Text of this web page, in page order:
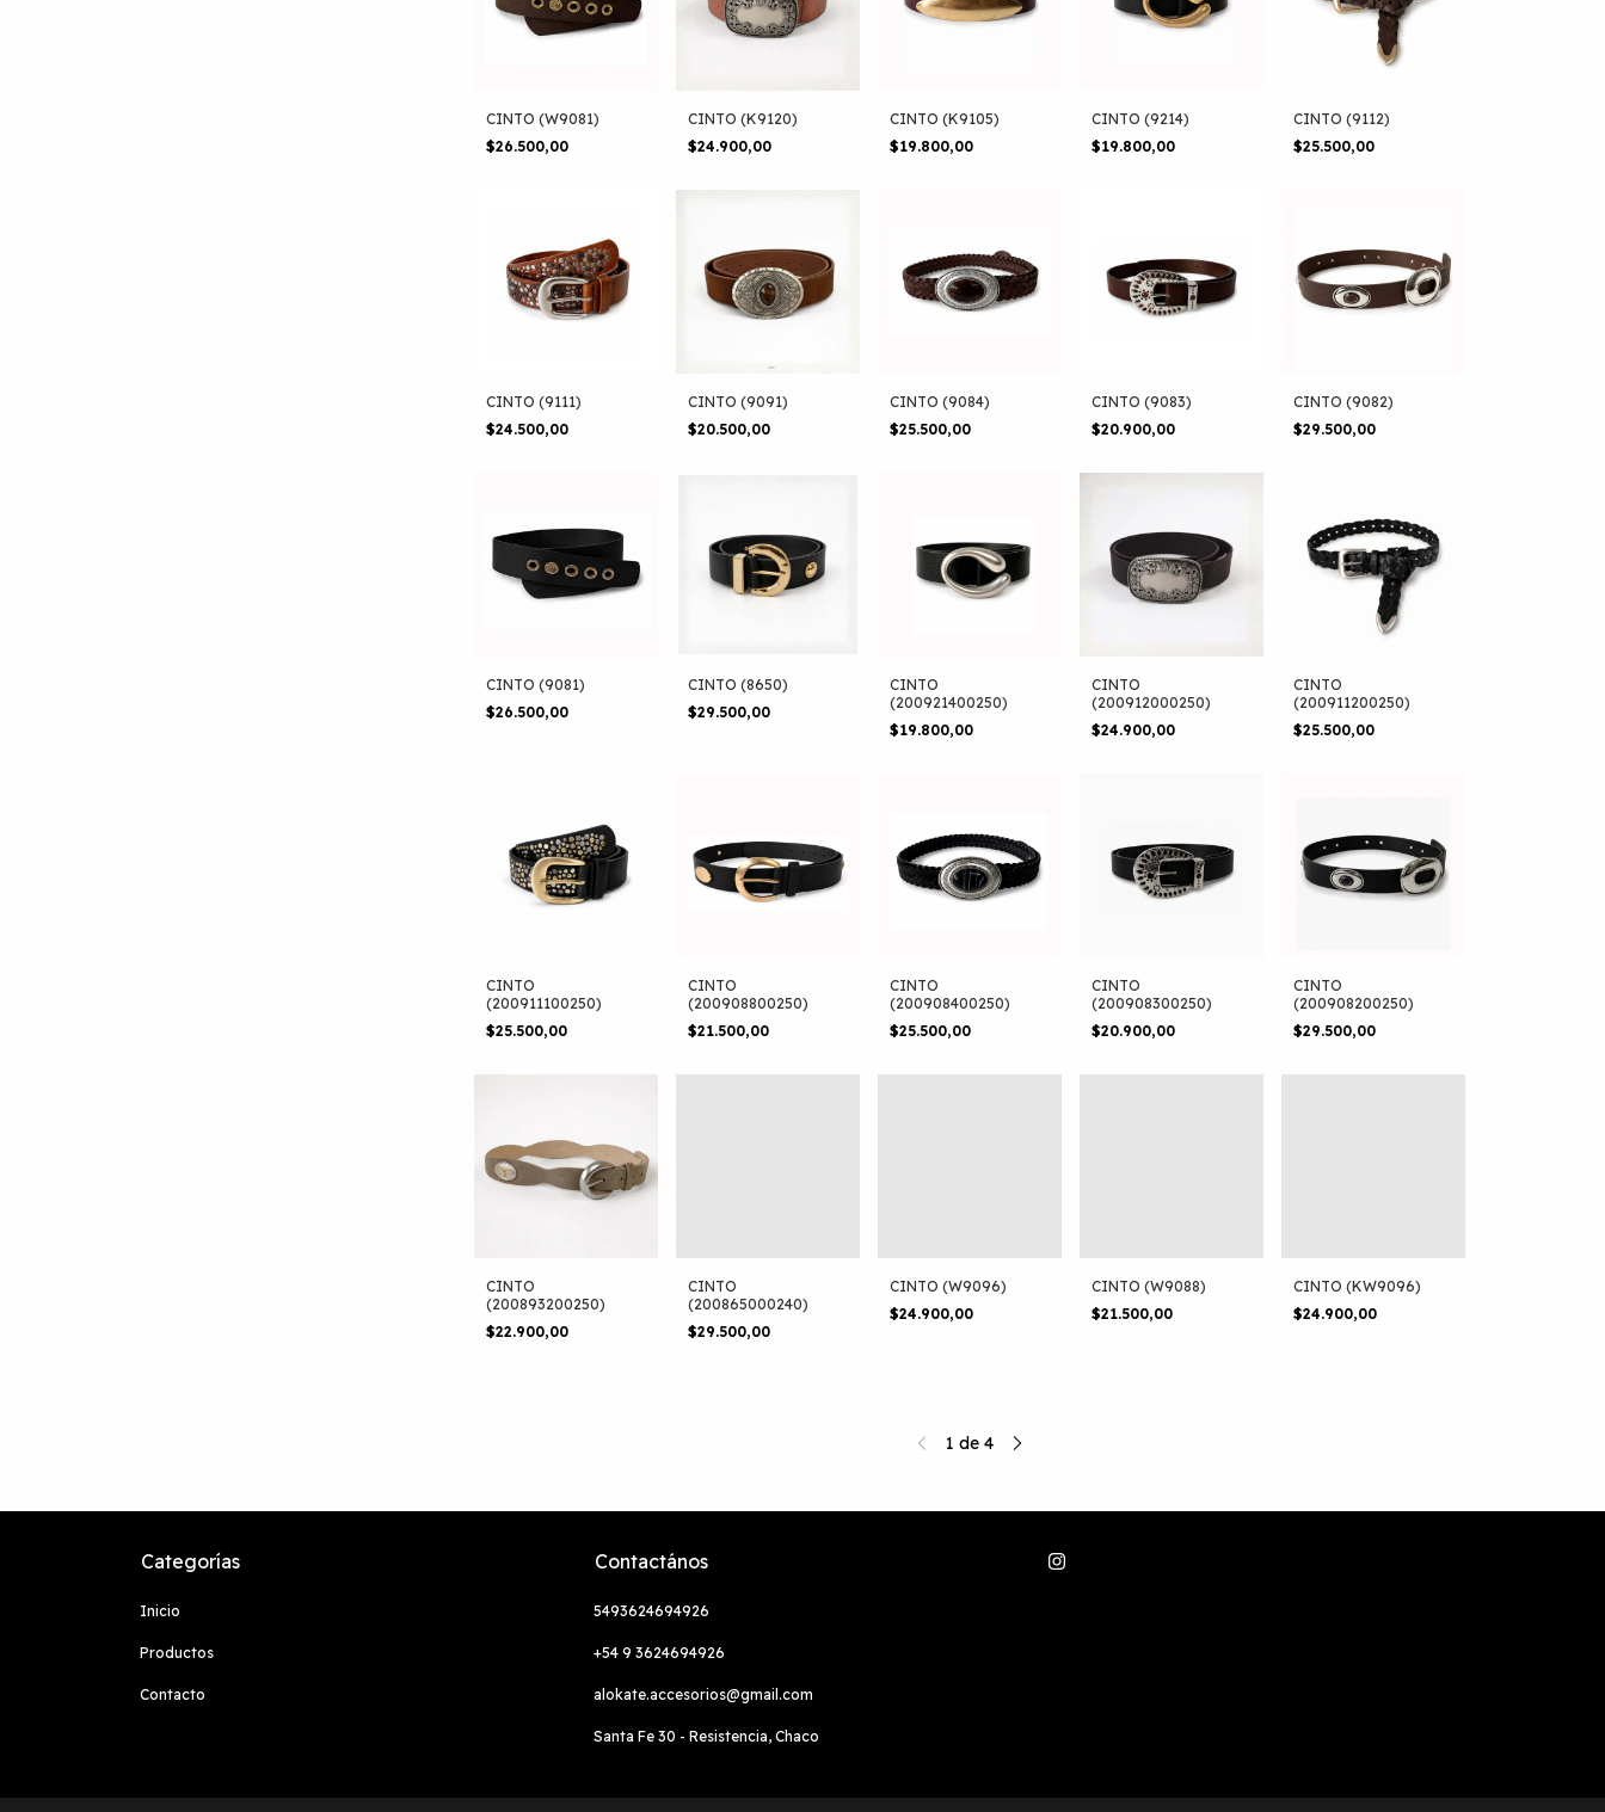
CINTO (W9081)
$26.500,00
CINTO (K9120)
$24.900,00
CINTO (K9105)
$19.800,00
CINTO (9214)
$19.800,00
CINTO (9112)
$25.500,00
CINTO (9111)
$24.500,00
CINTO (9091)
$20.500,00
CINTO (9084)
$25.500,00
CINTO (9083)
$20.900,00
CINTO (9082)
$29.500,00
CINTO (9081)
$26.500,00
CINTO (8650)
$29.500,00
CINTO
(200921400250)
$19.800,00
CINTO
(200912000250)
$24.900,00
CINTO
(200911200250)
$25.500,00
CINTO
(200911100250)
$25.500,00
CINTO
(200908800250)
$21.500,00
CINTO
(200908400250)
$25.500,00
CINTO
(200908300250)
$20.900,00
CINTO
(200908200250)
$29.500,00
CINTO
(200893200250)
$22.900,00
CINTO
(200865000240)
$29.500,00
CINTO (W9096)
$24.900,00
CINTO (W9088)
$21.500,00
CINTO (KW9096)
$24.900,00
1 de 4
Categorías
Inicio
Productos
Contacto
Contactános
5493624694926
+54 9 3624694926
alokate.accesorios@gmail.com
Santa Fe 30 - Resistencia, Chaco